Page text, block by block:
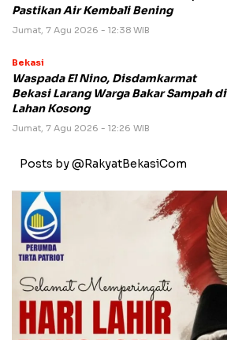
Pastikan Air Kembali Bening
Jumat, 7 Agu 2026 - 12:38 WIB
Bekasi
Waspada El Nino, Disdamkarmat
Bekasi Larang Warga Bakar Sampah di
Lahan Kosong
Jumat, 7 Agu 2026 - 12:26 WIB
Posts by @RakyatBekasiCom